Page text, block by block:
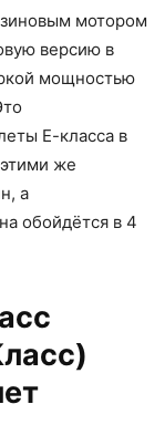
мотором
версию в
мощностью
Е-класса в
же
а
обойдётся в 4